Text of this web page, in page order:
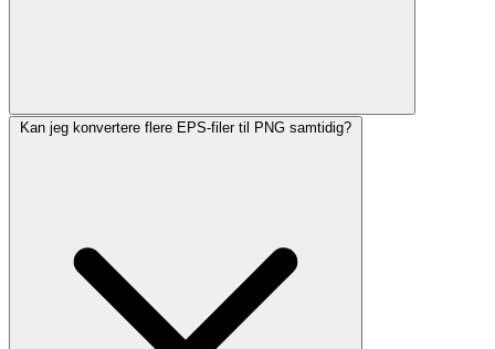
Kan jeg konvertere flere EPS-filer til PNG samtidig?